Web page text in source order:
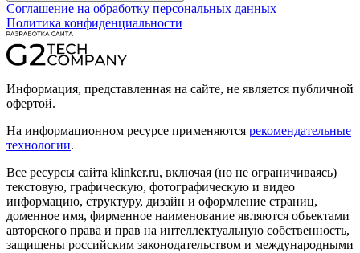
Соглашение на обработку персональных данных
Политика конфиденциальности
Информация, представленная на сайте, не является публичной
офертой.
На информационном ресурсе применяются рекомендательные
технологии.
Все ресурсы сайта klinker.ru, включая (но не ограничиваясь)
текстовую, графическую, фотографическую и видео
информацию, структуру, дизайн и оформление страниц,
доменное имя, фирменное наименование являются объектами
авторского права и прав на интеллектуальную собственность,
защищены российским законодательством и международными